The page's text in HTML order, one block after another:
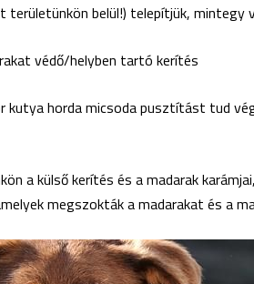
belül!) telepítjük, mintegy
védő/helyben tartó kerítés
horda micsoda pusztítást tud
a külső kerítés és a madarak
megszokták a madarakat és a